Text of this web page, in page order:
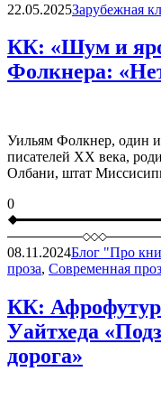
22.05.2025Зарубежная
КК: «Шум и
Фолкнера:
Уильям Фолкнер, один
писателей XX века,
Олбани, штат
0
08.11.2024Блог "Про
проза, Современная
КК:
Уайтхеда
дорога»